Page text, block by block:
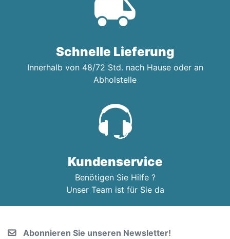
Schnelle Lieferung
Innerhalb von 48/72 Std. nach Hause oder an
Abholstelle
Kundenservice
Benötigen Sie Hilfe ?
Unser Team ist für Sie da
Abonnieren Sie unseren Newsletter!